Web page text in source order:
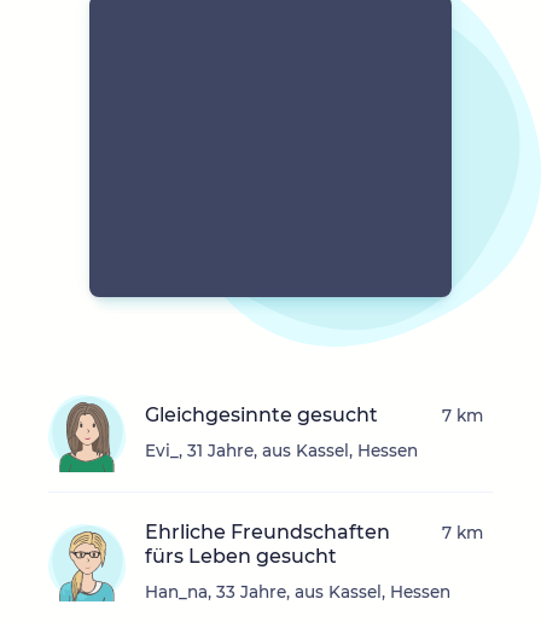
Gleichgesinnte gesucht
Evi_, 31 Jahre, aus Kassel, Hessen
7 km
Ehrliche Freundschaften
fürs Leben gesucht
Han_na, 33 Jahre, aus Kassel, Hessen
7 km